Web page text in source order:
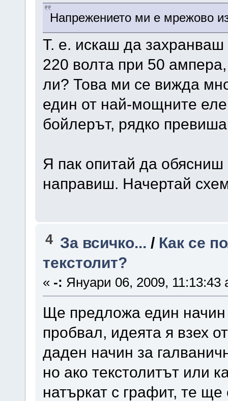
Напрежението ми е мрежово
Т. е. искаш да
220 волта при 50
ли? Това ми се вижда
един от най-мощните
бойлерът, рядко
Я пак опитай да
направиш. Начертай
4 За всичко... / Как се
текстолит?
« -: Януари 06, 2009, 11:13:43
Ще предложа един
пробвал, идеята я взех
даден начин за
но ако текстолитът или
натъркат с графит, те